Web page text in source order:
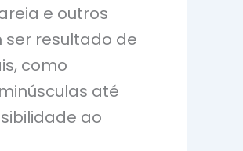
e outros
resultado de
como
até
ao